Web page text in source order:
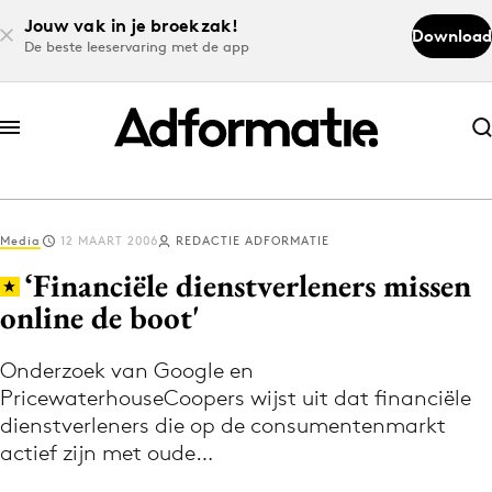
Jouw vak in je broekzak!
De beste leeservaring met de app
Download
Abonneer nu
Abonneer nu
Log in
Volg het laatste nieuws via de Adformatie
Nieuws app
Media 12 MAART 2006 REDACTIE ADFORMATIE
‘Financiële dienstverleners missen
online de boot'
Onderzoek van Google en
PricewaterhouseCoopers wijst uit dat financiële
dienstverleners die op de consumentenmarkt
actief zijn met oude…